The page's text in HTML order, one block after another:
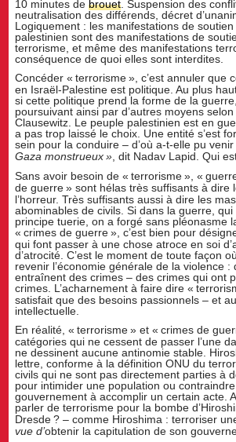
10 minutes debrouet. Suspension des
neutralisation des différends, décret
Logiquement : les manifestations de
palestinien sont des manifestations de
terrorisme, et même des manifestations
conséquence de quoi elles sont interdites.
Concéder « terrorisme », c’est annuler que
en Israël-Palestine est politique. Au plus
si cette politique prend la forme de la
poursuivant ainsi par d’autres moyens
Clausewitz. Le peuple palestinien est en
a pas trop laissé le choix. Une entité s’est
sein pour la conduire – d’où a-t-elle pu venir
Gaza monstrueux » , dit Nadav Lapid. Qui
Sans avoir besoin de « terrorisme », «
de guerre » sont hélas très suffisants à dire
l’horreur. Très suffisants aussi à dire les
abominables de civils. Si dans la guerre, qui
principe tuerie, on a forgé sans pléonasme
« crimes de guerre », c’est bien pour
qui font passer à une chose atroce en soi
d’atrocité. C’est le moment de toute façon
revenir l’économie générale de la violence :
entraînent des crimes – des crimes qui ont
crimes. L’acharnement à faire dire «
satisfait que des besoins passionnels – et
intellectuelle.
En réalité, « terrorisme » et « crimes de
catégories qui ne cessent de passer l’une
ne dessinent aucune antinomie stable.
lettre, conforme à la définition ONU du
civils qui ne sont pas directement parties à
pour intimider une population ou
gouvernement à accomplir un certain acte.
parler de terrorisme pour la bombe
Dresde ? – comme Hiroshima : terroriser
vue d’obtenir la capitulation de son